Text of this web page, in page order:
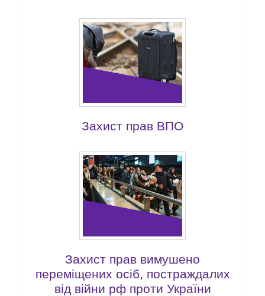
Захист прав ВПО
Захист прав вимушено
переміщених осіб, постраждалих
від війни рф проти України